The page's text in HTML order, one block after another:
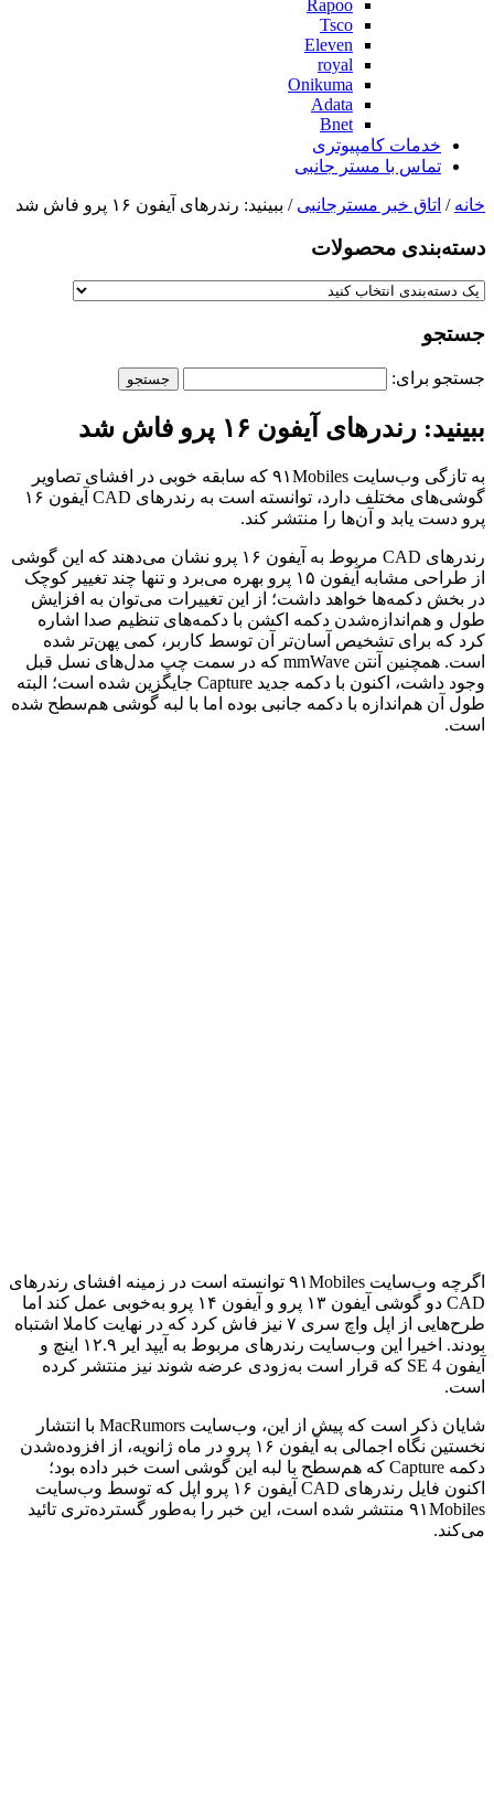
Rapoo
Tsco
Eleven
royal
Onikuma
Adata
Bnet
خدمات کامپیوتری
تماس با مستر جانبی
خانه / اتاق خبر مسترجانبی / ببینید: رندرهای آیفون ۱۶ پرو فاش شد
دسته‌بندی‌ محصولات
جستجو
جستجو برای:
ببینید: رندرهای آیفون ۱۶ پرو فاش شد
به تازگی وب‌سایت ۹۱Mobiles که سابقه خوبی در افشای تصاویر
گوشی‌های مختلف دارد، توانسته است به رندرهای CAD آیفون ۱۶
پرو دست یابد و آن‌ها را منتشر کند.
رندرهای CAD مربوط به آیفون ۱۶ پرو نشان می‌دهند که این گوشی
از طراحی مشابه آیفون ۱۵ پرو بهره می‌برد و تنها چند تغییر کوچک
در بخش دکمه‌ها خواهد داشت؛ از این تغییرات می‌توان به افزایش
طول و هم‌اندازه‌شدن دکمه اکشن با دکمه‌های تنظیم صدا اشاره
کرد که برای تشخیص آسان‌تر آن توسط کاربر، کمی پهن‌تر شده
است. همچنین آنتن mmWave که در سمت چپ مدل‌های نسل قبل
وجود داشت، اکنون با دکمه جدید Capture جایگزین شده است؛ البته
طول آن هم‌اندازه با دکمه جانبی بوده اما با لبه گوشی هم‌سطح شده
است.
اگرچه وب‌سایت ۹۱Mobiles توانسته است در زمینه افشای رندرهای
CAD دو گوشی آیفون ۱۳ پرو و آیفون ۱۴ پرو به‌خوبی عمل کند اما
طرح‌هایی از اپل واچ سری ۷ نیز فاش کرد که در نهایت کاملا اشتباه
بودند. اخیرا این وب‌سایت رندرهای مربوط به آیپد ایر ۱۲.۹ اینچ و
آیفون SE 4 که قرار است به‌زودی عرضه شوند نیز منتشر کرده
است.
شایان ذکر است که پیش از این، وب‌سایت MacRumors با انتشار
نخستین نگاه اجمالی به آیفون ۱۶ پرو در ماه ژانویه، از افزوده‌شدن
دکمه Capture که هم‌سطح با لبه این گوشی است خبر داده بود؛
اکنون فایل رندرهای CAD آیفون ۱۶ پرو اپل که توسط وب‌سایت
۹۱Mobiles منتشر شده است، این خبر را به‌طور گسترده‌تری تائید
می‌کند.